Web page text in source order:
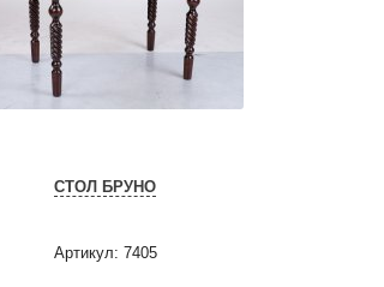
СТОЛ БРУНО
Артикул: 7405